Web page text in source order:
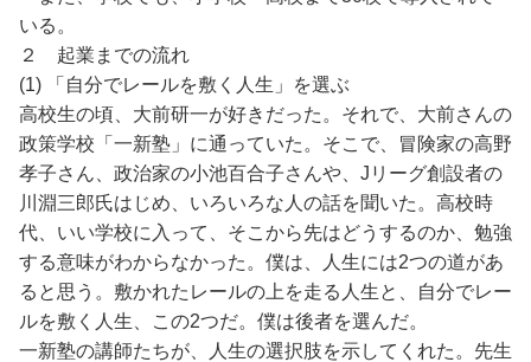
いる。
２ 起業までの流れ
(1) 「自分でレールを敷く人生」を選ぶ
高校生の頃、大前研一が好きだった。それで、大前さんの
政策学校「一新塾」に通っていた。そこで、冒険家の高野
孝子さん、政治家の小池百合子さんや、Jリーグ創設者の
川淵三郎氏はじめ、いろいろな人の話を聞いた。高校時
代、いい学校に入って、そこから先はどうするのか、勉強
する意味がわからなかった。僕は、人生には2つの道があ
ると思う。敷かれたレールの上を走る人生と、自分でレー
ルを敷く人生、この2つだ。僕は後者を選んだ。
一新塾の講師たちが、人生の選択肢を示してくれた。先生